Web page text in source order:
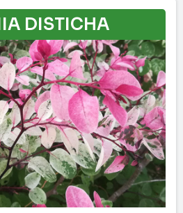
DISTICHA